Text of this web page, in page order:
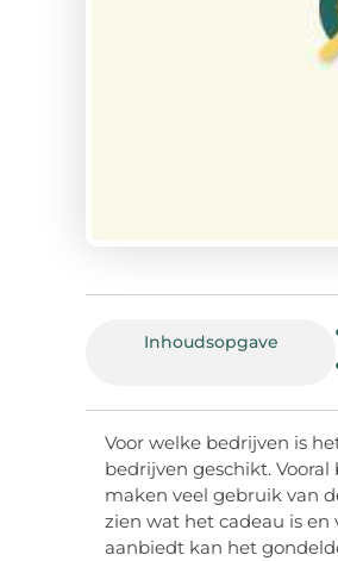
Inhoudsopgave
Voor welke bedrijven is
bedrijven geschikt.
maken veel gebruik van
zien wat het cadeau is
aanbiedt kan het